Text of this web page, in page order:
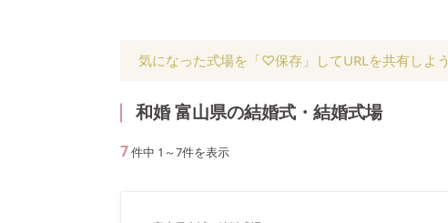
気になった式場を「♡保存」してURLを共有しよう
和婚 富山県の結婚式・結婚式場
7件中 1 ～7件を表示